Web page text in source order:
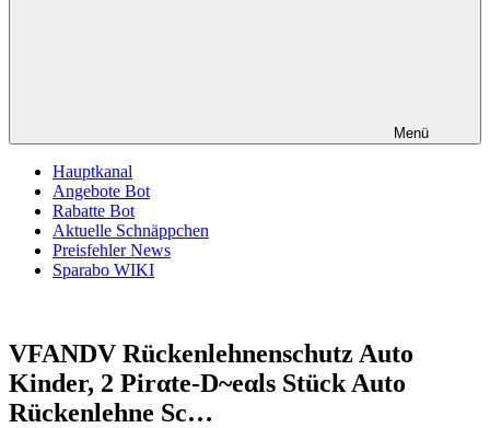
Menü
Hauptkanal
Angebote Bot
Rabatte Bot
Aktuelle Schnäppchen
Preisfehler News
Sparabo WIKI
VFANDV Rückenlehnenschutz Auto
Kinder, 2 Pirαtе-D~еαls Stück Auto
Rückenlehne Sc…